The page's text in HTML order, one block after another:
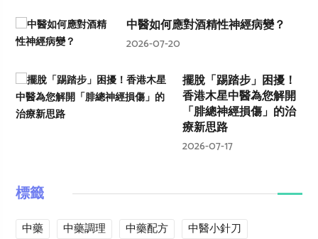
中醫如何應對酒精性神經病變？
2026-07-20
擺脫「踢踏步」困擾！
香港木星中醫為您解開
「腓總神經損傷」的治
療新思路
2026-07-17
標籤
中藥 中藥調理 中藥配方
中醫小針刀